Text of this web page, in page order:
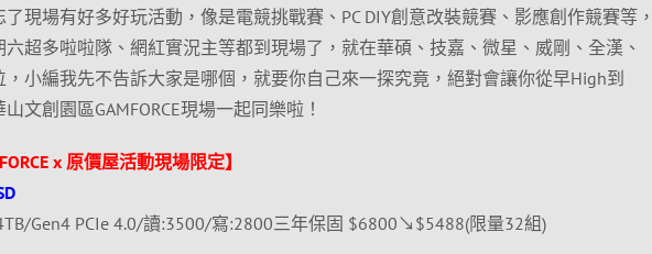
現場有好多好玩活動，像是電競挑戰賽、PC DIY創意改裝競賽、影應創作競賽等，
六超多啦啦隊、網紅實況主等都到現場了，就在華碩、技嘉、微星、威剛、全漢、
，小編我先不告訴大家是哪個，就要你自己來一探究竟，絕對會讓你從早High到
文創園區GAMFORCE現場一起同樂啦！
x 原價屋活動現場限定】
Gen4 PCIe 4.0/讀:3500/寫:2800三年保固 $6800↘$5488(限量32組)